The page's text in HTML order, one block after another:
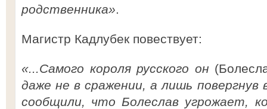
родственника».
Магистр Кадлубек повествует:
«...Самого короля русского он
даже не в сражении, а лишь
сообщили, что Болеслав угрожает,